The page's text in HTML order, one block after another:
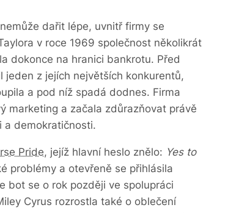
dařit lépe, uvnitř firmy se
v roce 1969 společnost několikrát
dokonce na hranici bankrotu. Před
z jejích největších konkurentů,
a pod níž spadá dodnes. Firma
marketing a začala zdůrazňovat právě
a demokratičnosti.
Pride, jejíž hlavní heslo znělo: Yes to
problémy a otevřeně se přihlásila
bot se o rok později ve spolupráci
Cyrus rozrostla také o oblečení